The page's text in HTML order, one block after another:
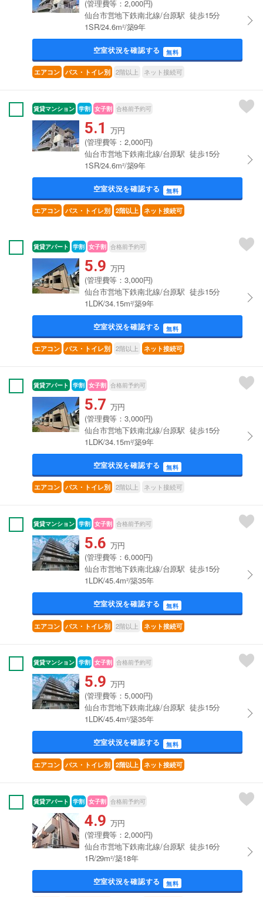
(管理費等：2,000円)
仙台市営地下鉄南北線/台原駅 徒歩15分
1SR/24.6m²/築9年
空室状況を確認する 無料
エアコン バス・トイレ別 2階以上 ネット接続可
賃貸マンション 学割 女子割 合格前予約可
5.1 万円
(管理費等：2,000円)
仙台市営地下鉄南北線/台原駅 徒歩15分
1SR/24.6m²/築9年
空室状況を確認する 無料
エアコン バス・トイレ別 2階以上 ネット接続可
賃貸アパート 学割 女子割 合格前予約可
5.9 万円
(管理費等：3,000円)
仙台市営地下鉄南北線/台原駅 徒歩15分
1LDK/34.15m²/築9年
空室状況を確認する 無料
エアコン バス・トイレ別 2階以上 ネット接続可
賃貸アパート 学割 女子割 合格前予約可
5.7 万円
(管理費等：3,000円)
仙台市営地下鉄南北線/台原駅 徒歩15分
1LDK/34.15m²/築9年
空室状況を確認する 無料
エアコン バス・トイレ別 2階以上 ネット接続可
賃貸マンション 学割 女子割 合格前予約可
5.6 万円
(管理費等：6,000円)
仙台市営地下鉄南北線/台原駅 徒歩15分
1LDK/45.4m²/築35年
空室状況を確認する 無料
エアコン バス・トイレ別 2階以上 ネット接続可
賃貸マンション 学割 女子割 合格前予約可
5.9 万円
(管理費等：5,000円)
仙台市営地下鉄南北線/台原駅 徒歩15分
1LDK/45.4m²/築35年
空室状況を確認する 無料
エアコン バス・トイレ別 2階以上 ネット接続可
賃貸アパート 学割 女子割 合格前予約可
4.9 万円
(管理費等：2,000円)
仙台市営地下鉄南北線/台原駅 徒歩16分
1R/29m²/築18年
空室状況を確認する 無料